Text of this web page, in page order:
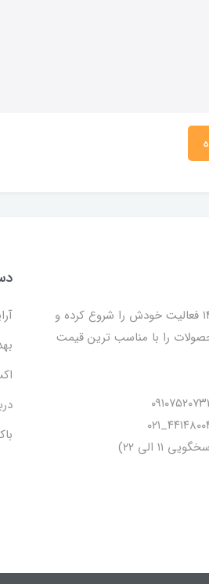
ارورا شاپ از سال ۱۴۰۲ فعالیت خودش را شروع کرده و
را با مناسب ترین قیمت
الی ۲۲)